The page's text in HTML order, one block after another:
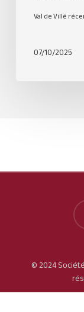
Val de Villé
07/10/2025
© 2024